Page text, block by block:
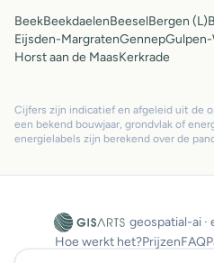
BeekBeekdaelenBeeselBergen (L)
Eijsden-MargratenGennep
Horst aan de MaasKerkrade
Cijfers zijn indicatief en afgeleid uit de
een bekend bouwjaar, grondvlak of
energielabels zijn berekend over de
geospatial-ai
Hoe werkt het?PrijzenFAQ